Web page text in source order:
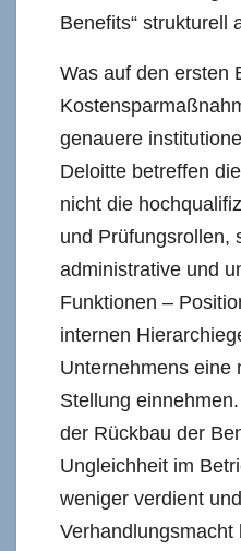
Benefits“ strukturell
Was auf den ersten
genauere
Deloitte betreffen
nicht die
und Prüfungsrollen,
administrative und
Funktionen –
internen
Unternehmens eine
Stellung
der Rückbau der
Ungleichheit im
weniger verdient
Verhandlungsmacht